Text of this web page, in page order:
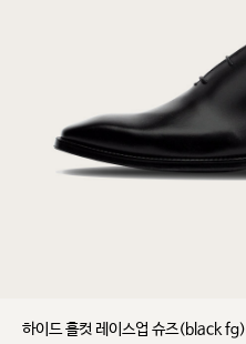
하이드 홀컷 레이스업 슈즈(black fg)